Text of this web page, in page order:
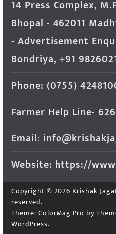
14 Press Complex,
Bhopal - 462011
- Advertisement
Bondriya, +91
Phone: (0755)
Farmer Help Line-
Email:
Website: https://
Copyright © 2026 Krishak
reserved.
Theme: ColorMag Pro by
WordPress.